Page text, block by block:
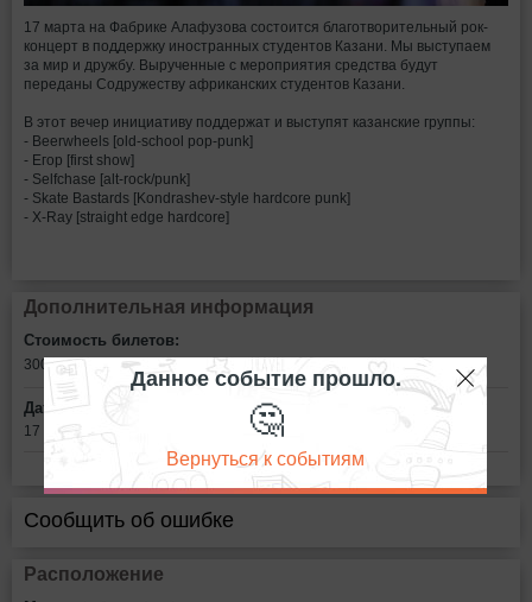
17 марта на Фабрике Алафузова состоится благотворительный рок-
концерт в поддержку иностранных студентов Казани. Мы выступаем
за мир и дружбу. Вырученные с мероприятия средства будут
переданы Содружеству африканских студентов Казани.
В этот вечер инициативу поддержат и выступят казанские группы:
- Beerwheels [old-school pop-punk]
- Егор [first show]
- Selfchase [alt-rock/punk]
- Skate Bastards [Kondrashev-style hardcore punk]
- X-Ray [straight edge hardcore]
Дополнительная информация
Стоимость билетов:
300р - без репоста. Вход для иностранных студентов бесплатный.
Дата:
17 марта в 19:00
Сообщить об ошибке
Расположение
Данное событие прошло.
🤔
Вернуться к событиям